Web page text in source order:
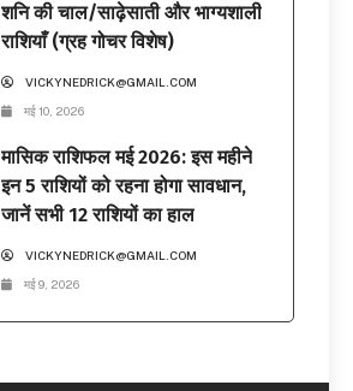
शनि की चाल/साढ़ेसाती और भाग्यशाली
राशियाँ (ग्रह गोचर विशेष)
VICKYNEDRICK@GMAIL.COM
मई 10, 2026
मासिक राशिफल मई 2026: इस महीने
इन 5 राशियों को रहना होगा सावधान,
जानें सभी 12 राशियों का हाल
VICKYNEDRICK@GMAIL.COM
मई 9, 2026